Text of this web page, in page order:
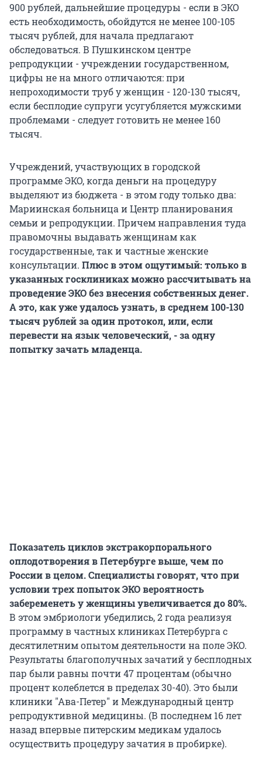
900 рублей, дальнейшие процедуры - если в ЭКО
есть необходимость, обойдутся не менее 100-105
тысяч рублей, для начала предлагают
обследоваться. В Пушкинском центре
репродукции - учреждении государственном,
цифры не на много отличаются: при
непроходимости труб у женщин - 120-130 тысяч,
если бесплодие супруги усугубляется мужскими
проблемами - следует готовить не менее 160
тысяч.
Учреждений, участвующих в городской
программе ЭКО, когда деньги на процедуру
выделяют из бюджета - в этом году только два:
Мариинская больница и Центр планирования
семьи и репродукции. Причем направления туда
правомочны выдавать женщинам как
государственные, так и частные женские
консультации. Плюс в этом ощутимый: только в
указанных госклиниках можно рассчитывать на
проведение ЭКО без внесения собственных денег.
А это, как уже удалось узнать, в среднем 100-130
тысяч рублей за один протокол, или, если
перевести на язык человеческий, - за одну
попытку зачать младенца.
Показатель циклов экстракорпорального
оплодотворения в Петербурге выше, чем по
России в целом. Специалисты говорят, что при
условии трех попыток ЭКО вероятность
забеременеть у женщины увеличивается до 80%.
В этом эмбриологи убедились, 2 года реализуя
программу в частных клиниках Петербурга с
десятилетним опытом деятельности на поле ЭКО.
Результаты благополучных зачатий у бесплодных
пар были равны почти 47 процентам (обычно
процент колеблется в пределах 30-40). Это были
клиники "Ава-Петер" и Международный центр
репродуктивной медицины. (В последнем 16 лет
назад впервые питерским медикам удалось
осуществить процедуру зачатия в пробирке).